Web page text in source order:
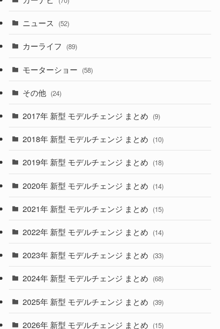
(50)
(43)
(6)
(9)
(4)
(30)
(27)
(58)
(28)
(27)
(26)
(33)
(10)
(35)
(10)
(9)
(22)
(4)
(9)
(4)
(1) (5)
ニュース (52)
カーライフ (89)
モーターショー (58)
その他 (24)
2017年 新型 モデルチェンジ まとめ (9)
2018年 新型 モデルチェンジ まとめ (10)
2019年 新型 モデルチェンジ まとめ (18)
2020年 新型 モデルチェンジ まとめ (14)
2021年 新型 モデルチェンジ まとめ (15)
2022年 新型 モデルチェンジ まとめ (14)
2023年 新型 モデルチェンジ まとめ (33)
2024年 新型 モデルチェンジ まとめ (68)
2025年 新型 モデルチェンジ まとめ (39)
2026年 新型 モデルチェンジ まとめ (15)